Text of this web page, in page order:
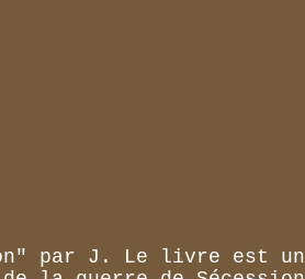
par J. Le livre est un